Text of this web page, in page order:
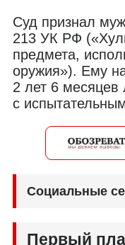
Суд признал
213 УК РФ
предмета,
оружия»). Ему
2 лет 6
с
Социальные
Первый